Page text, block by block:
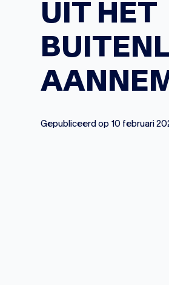
UIT HET
Gepubliceerd op 10 februari